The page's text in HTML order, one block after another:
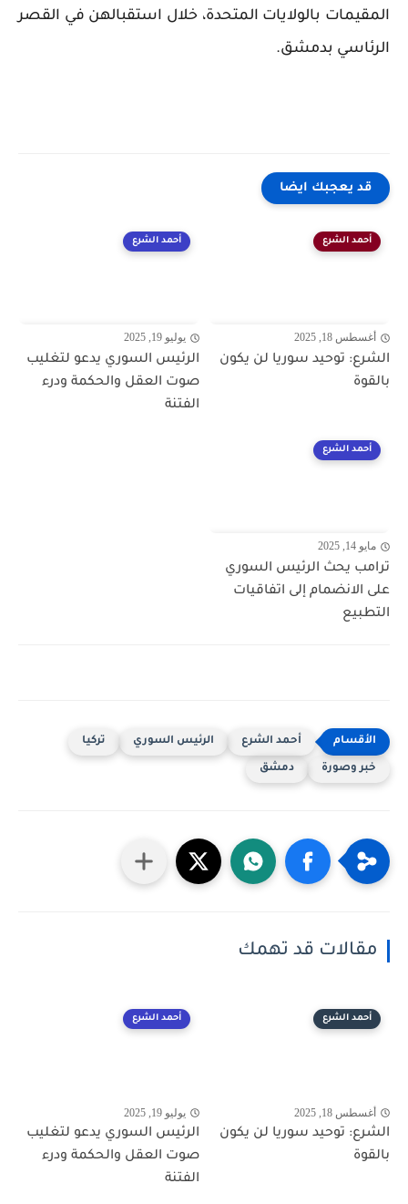
المقيمات بالولايات المتحدة، خلال استقبالهن في القصر
الرئاسي بدمشق.
قد يعجبك ايضا
أحمد الشرع
أغسطس 18, 2025
الشرع: توحيد سوريا لن يكون
بالقوة
أحمد الشرع
يوليو 19, 2025
الرئيس السوري يدعو لتغليب
صوت العقل والحكمة ودرء
الفتنة
أحمد الشرع
مايو 14, 2025
ترامب يحث الرئيس السوري
على الانضمام إلى اتفاقيات
التطبيع
أحمد الشرع الرئيس السوري تركيا
خبر وصورة دمشق
مقالات قد تهمك
أحمد الشرع
أغسطس 18, 2025
الشرع: توحيد سوريا لن يكون
بالقوة
أحمد الشرع
يوليو 19, 2025
الرئيس السوري يدعو لتغليب
صوت العقل والحكمة ودرء
الفتنة